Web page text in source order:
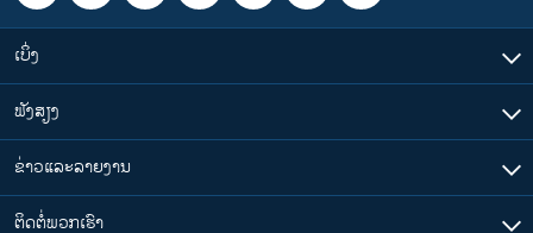
ເບິ່ງ
ຟັງສຽງ
ຂ່າວແລະລາຍງານ
ຕິດຕໍ່ພວກເຮົາ